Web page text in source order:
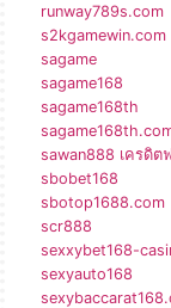
runway789s.com
s2kgamewin.com
sagame
sagame168
sagame168th
sawan888 เครดิต
sbobet168
sbotop1688.com
scr888
sexxybet168-
sexyauto168